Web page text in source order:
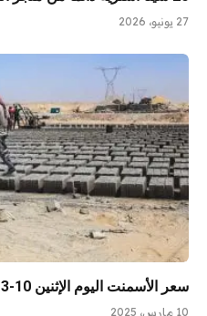
27 يونيو، 2026
سعر الأسمنت اليوم الإثنين 10-3-2025 لدى الموزعين
10 مارس، 2025